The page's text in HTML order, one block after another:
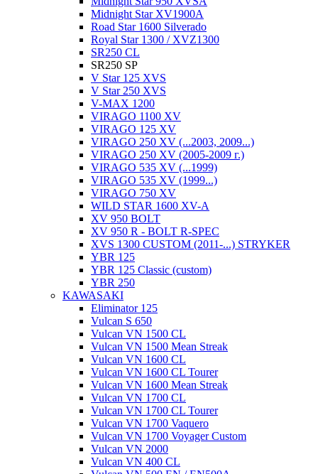
Midnight Star XV1900A
Road Star 1600 Silverado
Royal Star 1300 / XVZ1300
SR250 CL
SR250 SP
V Star 125 XVS
V Star 250 XVS
V-MAX 1200
VIRAGO 1100 XV
VIRAGO 125 XV
VIRAGO 250 XV (...2003, 2009...)
VIRAGO 250 XV (2005-2009 г.)
VIRAGO 535 XV (...1999)
VIRAGO 535 XV (1999...)
VIRAGO 750 XV
WILD STAR 1600 XV-A
XV 950 BOLT
XV 950 R - BOLT R-SPEC
XVS 1300 CUSTOM (2011-...) STRYKER
YBR 125
YBR 125 Classic (custom)
YBR 250
KAWASAKI
Eliminator 125
Vulcan S 650
Vulcan VN 1500 CL
Vulcan VN 1500 Mean Streak
Vulcan VN 1600 CL
Vulcan VN 1600 CL Tourer
Vulcan VN 1600 Mean Streak
Vulcan VN 1700 CL
Vulcan VN 1700 CL Tourer
Vulcan VN 1700 Vaquero
Vulcan VN 1700 Voyager Custom
Vulcan VN 2000
Vulcan VN 400 CL